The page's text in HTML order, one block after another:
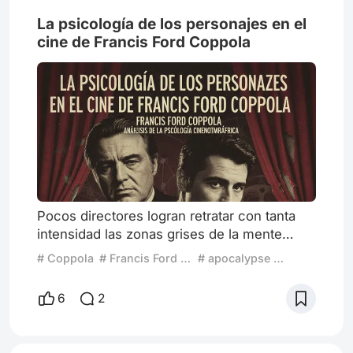
La psicología de los personajes en el
cine de Francis Ford Coppola
Pocos directores logran retratar con tanta
intensidad las zonas grises de la mente
humana como Francis Ford Coppola. En su
constante entre el bien y el mal, impulsados
por dilemas morales que los transforman.
# Coppola # Francis Ford Coppola # apocalypse now
6 2